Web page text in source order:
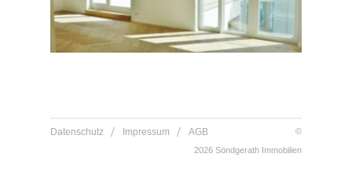
Datenschutz Impressum AGB
©
2026 Söndgerath Immobilien